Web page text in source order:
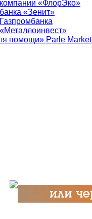
«ФлорЭко»
«Зенит»
помощи» Parle Market